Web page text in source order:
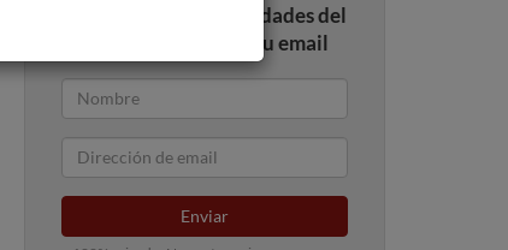
Recibe todas las novedades del
mundo del vino en tu email
Enviar